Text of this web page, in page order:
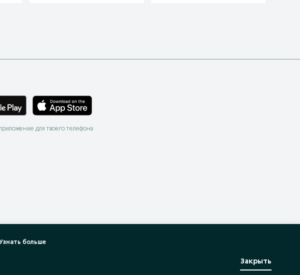
для твоего телефона
Узнать больше
Закрыть